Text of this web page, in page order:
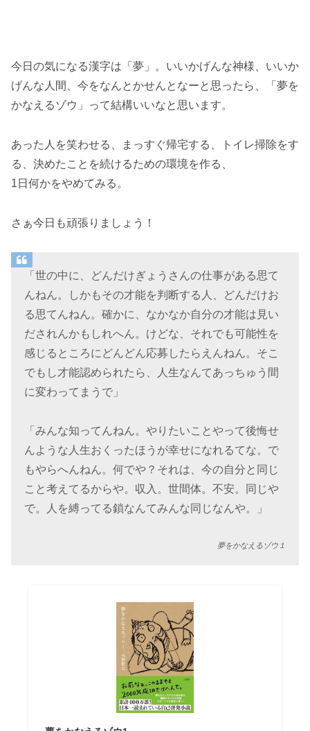
今日の気になる漢字は「夢」。いいかげんな神様、いいか
げんな人間、今をなんとかせんとなーと思ったら、「夢を
かなえるゾウ」って結構いいなと思います。
あった人を笑わせる、まっすぐ帰宅する、トイレ掃除をす
る、決めたことを続けるための環境を作る、
1日何かをやめてみる。
さぁ今日も頑張りましょう！
「世の中に、どんだけぎょうさんの仕事がある思て
んねん。しかもその才能を判断する人、どんだけお
る思てんねん。確かに、なかなか自分の才能は見い
だされんかもしれへん。けどな、それでも可能性を
感じるところにどんどん応募したらえんねん。そこ
でもし才能認められたら、人生なんてあっちゅう間
に変わってまうで」
「みんな知ってんねん。やりたいことやって後悔せ
んような人生おくったほうが幸せになれるてな。で
もやらへんねん。何でや？それは、今の自分と同じ
こと考えてるからや。収入。世間体。不安。同じや
で。人を縛ってる鎖なんてみんな同じなんや。」
夢をかなえるゾウ１